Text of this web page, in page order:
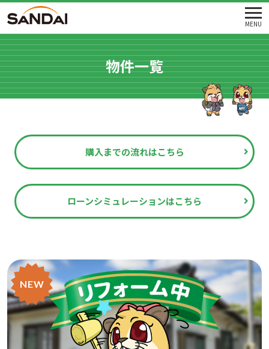
MENU
物件一覧
購入までの流れはこちら
ローンシミュレーションはこちら
NEW